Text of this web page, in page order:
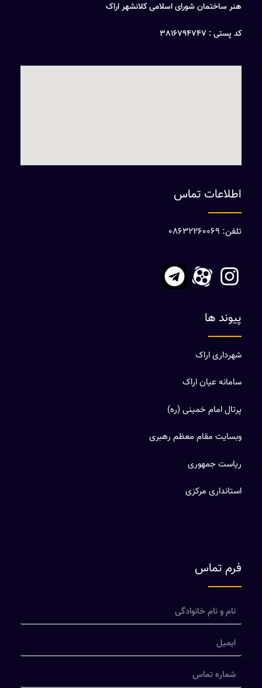
هنر ساختمان شورای اسلامی کلانشهر اراک
کد پستی : 3816794747
اطلاعات تماس
تلفن: 08632260069
پیوند ها
شهرداری اراک
سامانه عیان اراک
پرتال امام خمینی (ره)
وبسایت مقام معظم رهبری
ریاست جمهوری
استانداری مرکزی
فرم تماس